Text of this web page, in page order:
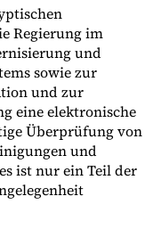
Regierung im
und
sowie zur
und zur
eine elektronische
Überprüfung von
und
ist nur ein Teil der